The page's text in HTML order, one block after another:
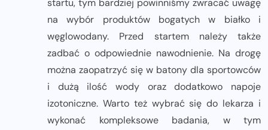
startu, tym bardziej powinniśmy zwracać uwagę
na wybór produktów bogatych w białko i
węglowodany. Przed startem należy także
zadbać o odpowiednie nawodnienie. Na drogę
można zaopatrzyć się w batony dla sportowców
i dużą ilość wody oraz dodatkowo napoje
izotoniczne. Warto też wybrać się do lekarza i
wykonać kompleksowe badania, w tym